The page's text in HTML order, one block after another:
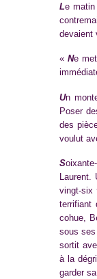
Le matin
devaient
« Ne
Un
Poser
des
voulut
S
Laurent.
vingt-six
terrifiant
cohue,
sous
sortit
à la
garder